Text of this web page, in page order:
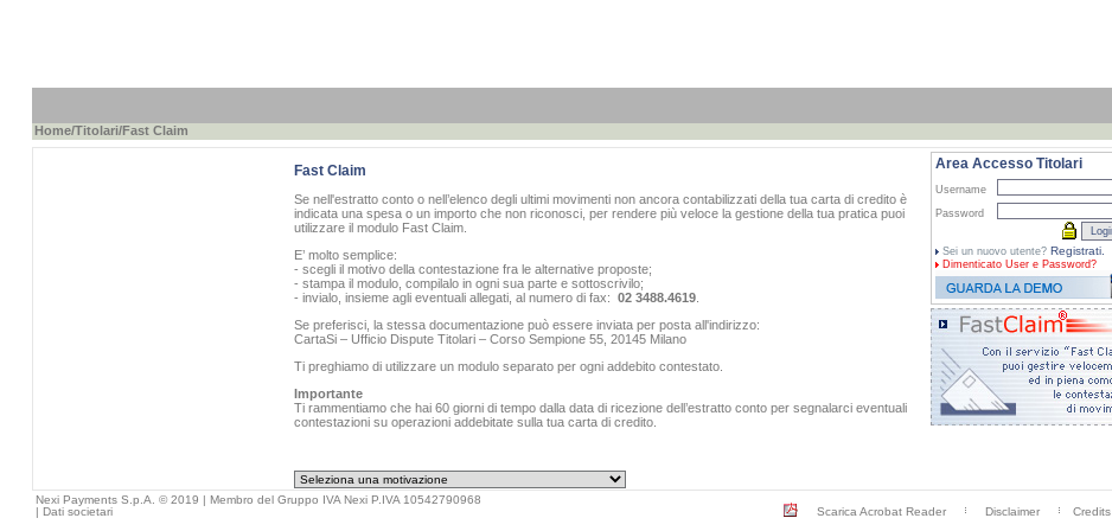
Home/Titolari/Fast Claim
Fast Claim
Se nell'estratto conto o nell’elenco degli ultimi movimenti non ancora contabilizzati della tua carta di credito è
indicata una spesa o un importo che non riconosci, per rendere più veloce la gestione della tua pratica puoi
utilizzare il modulo Fast Claim.
E’ molto semplice:
- scegli il motivo della contestazione fra le alternative proposte;
- stampa il modulo, compilalo in ogni sua parte e sottoscrivilo;
- invialo, insieme agli eventuali allegati, al numero di fax: 02 3488.4619.
Se preferisci, la stessa documentazione può essere inviata per posta all'indirizzo:
CartaSi – Ufficio Dispute Titolari – Corso Sempione 55, 20145 Milano
Ti preghiamo di utilizzare un modulo separato per ogni addebito contestato.
Importante
Ti rammentiamo che hai 60 giorni di tempo dalla data di ricezione dell’estratto conto per segnalarci eventuali
contestazioni su operazioni addebitate sulla tua carta di credito.
Area Accesso Titolari
Username
Password
Sei un nuovo utente? Registrati.
Dimenticato User e Password?
Nexi Payments S.p.A. © 2019 | Membro del Gruppo IVA Nexi P.IVA 10542790968
| Dati societari Scarica Acrobat Reader Disclaimer Credits